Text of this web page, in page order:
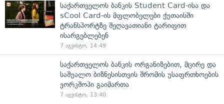
საქართველოს ბანკის Student Card-ისა და
sCool Card-ის მფლობელები ქუთაისში
ტრანსპორტზე შეღავათიანი ტარიფით
ისარგებლებენ
7 აგვისტო, 14:49
საქართველოს ბანკის ორგანიზებით, მცირე და
საშუალო ბიზნესისთვის შრომის უსაფრთხოების
ვორკშოპი გაიმართა
7 აგვისტო, 13:40